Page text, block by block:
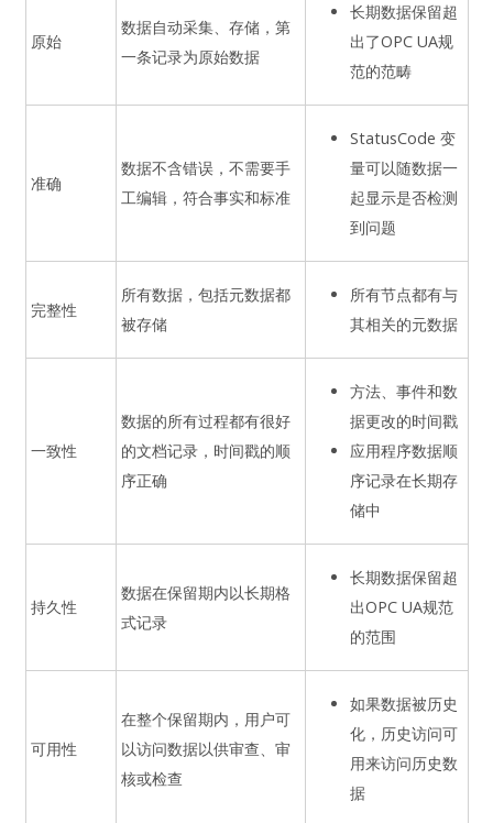
原始
数据自动采集、存储，第
一条记录为原始数据
长期数据保留超
出了OPC UA规
范的范畴
准确
数据不含错误，不需要手
工编辑，符合事实和标准
StatusCode 变
量可以随数据一
起显示是否检测
到问题
完整性
所有数据，包括元数据都
被存储
所有节点都有与
其相关的元数据
一致性
数据的所有过程都有很好
的文档记录，时间戳的顺
序正确
方法、事件和数
据更改的时间戳
应用程序数据顺
序记录在长期存
储中
持久性
数据在保留期内以长期格
式记录
长期数据保留超
出OPC UA规范
的范围
可用性
在整个保留期内，用户可
以访问数据以供审查、审
核或检查
如果数据被历史
化，历史访问可
用来访问历史数
据